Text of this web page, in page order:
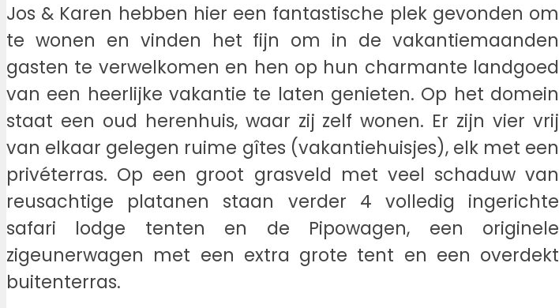
Jos & Karen hebben hier een fantastische plek gevonden om
te wonen en vinden het fijn om in de vakantiemaanden
gasten te verwelkomen en hen op hun charmante landgoed
van een heerlijke vakantie te laten genieten. Op het domein
staat een oud herenhuis, waar zij zelf wonen. Er zijn vier vrij
van elkaar gelegen ruime gîtes (vakantiehuisjes), elk met een
privéterras. Op een groot grasveld met veel schaduw van
reusachtige platanen staan verder 4 volledig ingerichte
safari lodge tenten en de Pipowagen, een originele
zigeunerwagen met een extra grote tent en een overdekt
buitenterras.